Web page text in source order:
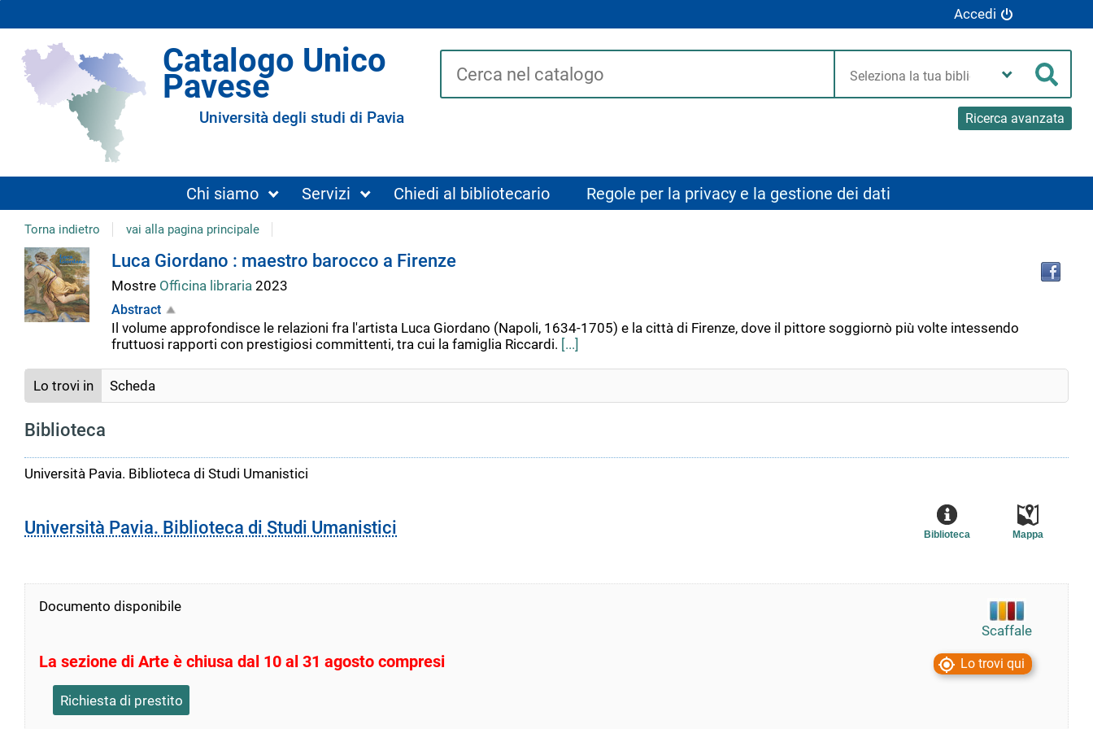
Accedi
Catalogo Unico
Pavese
Università degli studi di Pavia
Cerca su "Catalogo"
Cerca
Ricerca avanzata
Chi siamo Servizi Chiedi al bibliotecario Regole per la privacy e la gestione dei dati
Torna indietro vai alla pagina principale
Dettaglio
del
documento
Luca Giordano : maestro barocco a Firenze
Mostre Officina libraria 2023
Abstract
Il volume approfondisce le relazioni fra l'artista Luca Giordano (Napoli, 1634-1705) e la città di Firenze, dove il pittore soggiornò più volte intessendo
fruttuosi rapporti con prestigiosi committenti, tra cui la famiglia Riccardi. [...]
Lo trovi in Scheda
Biblioteca
Università Pavia. Biblioteca di Studi Umanistici
Università Pavia. Biblioteca di Studi Umanistici Mappa
Biblioteca
Documento disponibile
La sezione di Arte è chiusa dal 10 al 31 agosto compresi
Richiesta di prestito
Scaffale
Lo trovi qui